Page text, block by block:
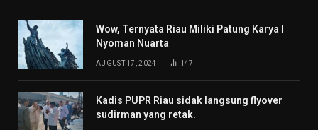
Wow, Ternyata Riau Miliki Patung Karya I
Nyoman Nuarta
AUGUST 17, 2024 147
Kadis PUPR Riau sidak langsung flyover
sudirman yang retak.